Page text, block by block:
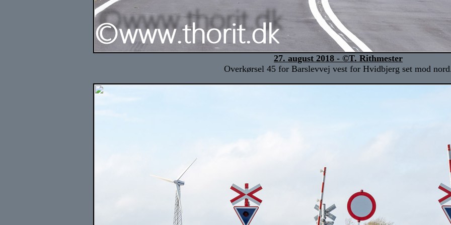
27. august 2018 - ©T. Rithmester
Overkørsel 45 for Barslevvej vest for Hvidbjerg set mod